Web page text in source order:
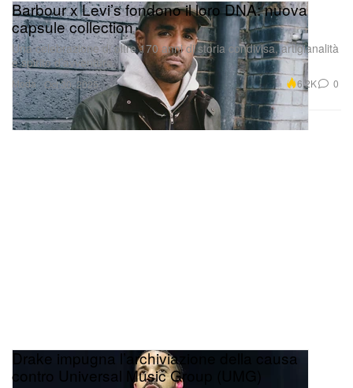
Moda
Barbour x Levi’s fondono il loro DNA: nuova
capsule collection
Una celebrazione di oltre 170 anni di storia condivisa, artigianalità
e spirito d’avventura.
Oct 30, 2025 6.2K 0
Drake impugna l’archiviazione della causa
contro Universal Music Group (UMG)